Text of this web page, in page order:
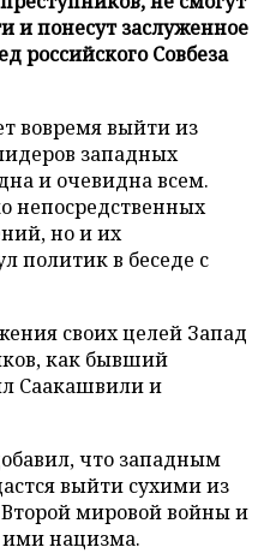
и понесут заслуженное
российского Совбеза
вовремя выйти из
западных
и очевидна всем.
непосредственных
но и их
политик в беседе с
своих целей Запад
как бывший
Саакашвили и
что западным
выйти сухими из
мировой войны и
ими нацизма.